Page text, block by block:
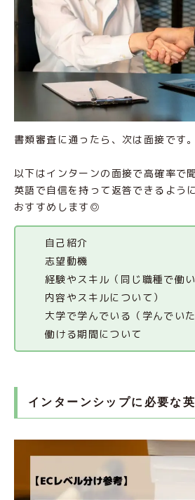
書類審査に通ったら、次は面接です。
以下はインターンの面接で高確率で
英語で自信を持って返答できるよう
おすすめします◎
自己紹介
志望動機
経験やスキル（同じ職種で働
内容やスキルについて）
大学で学んでいる（学んでいた
働ける期間について
インターンシップに必要な